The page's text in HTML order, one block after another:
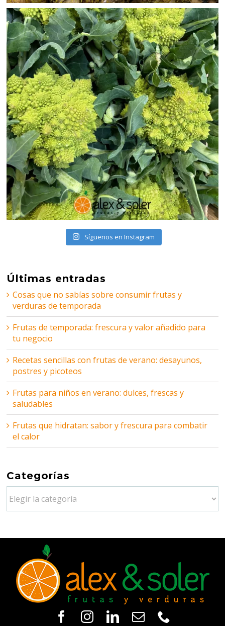
Síguenos en Instagram
Últimas entradas
Cosas que no sabías sobre consumir frutas y
verduras de temporada
Frutas de temporada: frescura y valor añadido para
tu negocio
Recetas sencillas con frutas de verano: desayunos,
postres y picoteos
Frutas para niños en verano: dulces, frescas y
saludables
Frutas que hidratan: sabor y frescura para combatir
el calor
Categorías